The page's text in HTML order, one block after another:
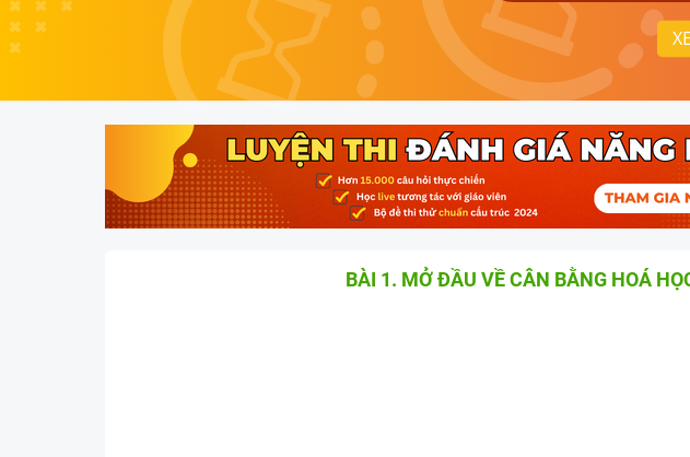
BÀI 1. MỞ ĐẦU VỀ CÂN BẰNG HOÁ